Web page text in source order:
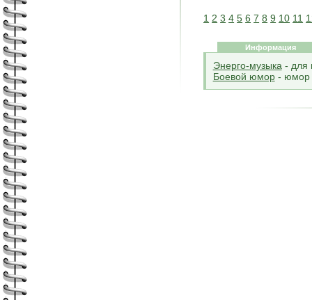
1 2 3 4 5 6 7 8 9 10 11
Информация
Энерго-музыка - для
Боевой юмор- юмор